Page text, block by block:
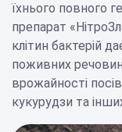
їхнього повного
препарат
клітин бактерій
поживних
врожайності
кукурудзи та